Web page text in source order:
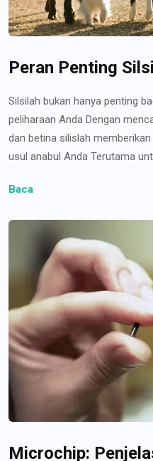
Peran Penting
Silsilah bukan hanya penting
peliharaan Anda Dengan
dan betina silislah
usul anabul Anda Terutama
Baca
Microchip: